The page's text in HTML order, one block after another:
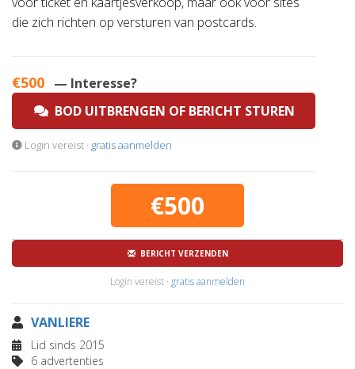
die zich richten op versturen van postcards.
€500 — Interesse?
BOD UITBRENGEN OF BERICHT STUREN
Login vereist · gratis aanmelden
€500
BERICHT VERZENDEN
Login vereist · gratis aanmelden
VANLIERE
Lid sinds 2015
6 advertenties